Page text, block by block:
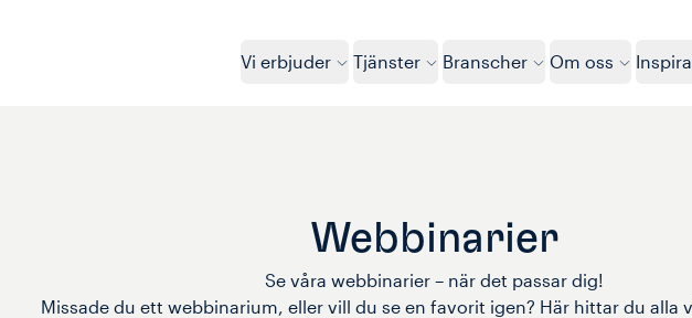
Vi erbjuder Tjänster Branscher Om oss
Webbinarier
Se våra webbinarier – när det passar dig!
Missade du ett webbinarium, eller vill du se en favorit igen? Här hittar du alla